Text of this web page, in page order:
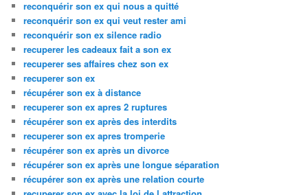
reconquérir son ex qui nous a quitté
reconquérir son ex qui veut rester ami
reconquérir son ex silence radio
recuperer les cadeaux fait a son ex
recuperer ses affaires chez son ex
recuperer son ex
récupérer son ex à distance
recuperer son ex apres 2 ruptures
récupérer son ex après des interdits
recuperer son ex apres tromperie
récupérer son ex après un divorce
récupérer son ex après une longue séparation
récupérer son ex après une relation courte